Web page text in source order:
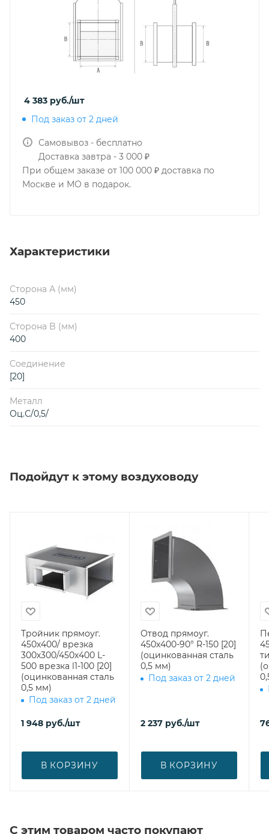
4 383 руб./шт
Под заказ от 2 дней
Самовывоз - бесплатно
Доставка завтра - 3 000 ₽
При общем заказе от 100 000 ₽ доставка по
Москве и МО в подарок.
Характеристики
Сторона А (мм)
450
Сторона B (мм)
400
Соединение
[20]
Металл
Оц.С/0,5/
Подойдут к этому воздуховоду
Тройник прямоуг.
450х400/ врезка
300х300/450х400 L-
500 врезка l1-100 [20]
(оцинкованная сталь
0,5 мм)
Под заказ от 2 дней
1 948 руб./шт
В КОРЗИНУ
Отвод прямоуг.
450х400-90° R-150 [20]
(оцинкованная сталь
0,5 мм)
Под заказ от 2 дней
2 237 руб./шт
В КОРЗИНУ
С этим товаром часто покупают